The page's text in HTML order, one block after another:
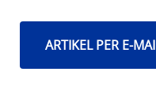
ARTIKEL PER E-